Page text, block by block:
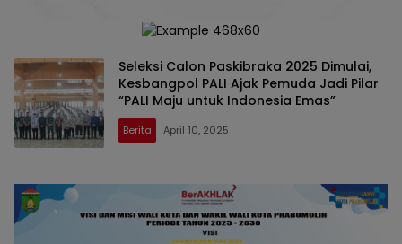
Seleksi Calon Paskibraka 2025 Dimulai,
Kesbangpol PALI Ajak Pemuda Jadi Pilar
“PALI Maju untuk Indonesia Emas”
Berita April 10, 2025